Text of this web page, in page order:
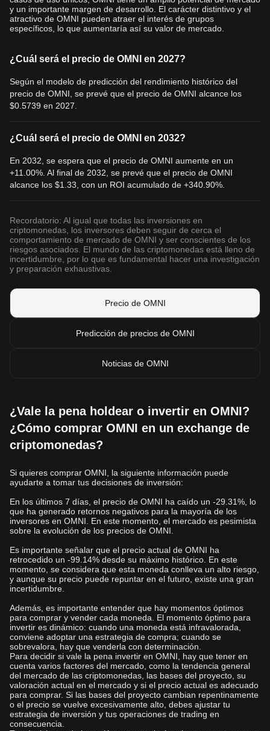
y un importante margen de desarrollo. El carácter distintivo y el
atractivo de OMNI pueden atraer el interés de grupos
específicos, lo que aumentaría así su valor de mercado.
¿Cuál será el precio de OMNI en 2027?
Según el modelo de predicción del rendimiento histórico del
precio de OMNI, se prevé que el precio de OMNI alcance los
$0.5739 en 2027.
¿Cuál será el precio de OMNI en 2032?
En 2032, se espera que el precio de OMNI aumente en un
+11.00%. Al final de 2032, se prevé que el precio de OMNI
alcance los $1.33 , con un ROI acumulado de +340.90%.
Recordatorio: Al igual que todas las inversiones en
criptomonedas, los inversores deben seguir de cerca el
comportamiento de mercado de OMNI y ser conscientes de los
riesgos asociados. El mundo de las criptomonedas está lleno de
incertidumbre, por lo que es fundamental hacer una investigación
y preparación exhaustivas.
Precio de OMNI
Predicción de precios de OMNI
Noticias de OMNI
¿Vale la pena holdear o invertir en OMNI?
¿Cómo comprar OMNI en un exchange de
criptomonedas?
Si quieres comprar OMNI, la siguiente información puede
ayudarte a tomar tus decisiones de inversión:
En los últimos 7 días, el precio de OMNI ha caído un -29.31%, lo
que ha generado retornos negativos para la mayoría de los
inversores en OMNI. En este momento, el mercado es pesimista
sobre la evolución de los precios de OMNI.
Es importante señalar que el precio actual de OMNI ha
retrocedido un -99.14% desde su máximo histórico. En este
momento, se considera que esta moneda conlleva un alto riesgo,
y aunque su precio puede repuntar en el futuro, existe una gran
incertidumbre.
Además, es importante entender que hay momentos óptimos
para comprar y vender cada moneda. El momento óptimo para
invertir es dinámico: cuando una moneda está infravalorada,
conviene adoptar una estrategia de compra; cuando se
sobrevalora, hay que venderla con determinación.
Para decidir si vale la pena invertir en OMNI, hay que tener en
cuenta varios factores del mercado, como la tendencia general
del mercado de las criptomonedas, las bases del proyecto, su
valoración actual en el mercado y si el precio actual es adecuado
para comprar. Si las bases del proyecto cambian repentinamente
o el precio se vuelve excesivamente alto, debes ajustar tu
estrategia de inversión y tus operaciones de trading en
consecuencia.